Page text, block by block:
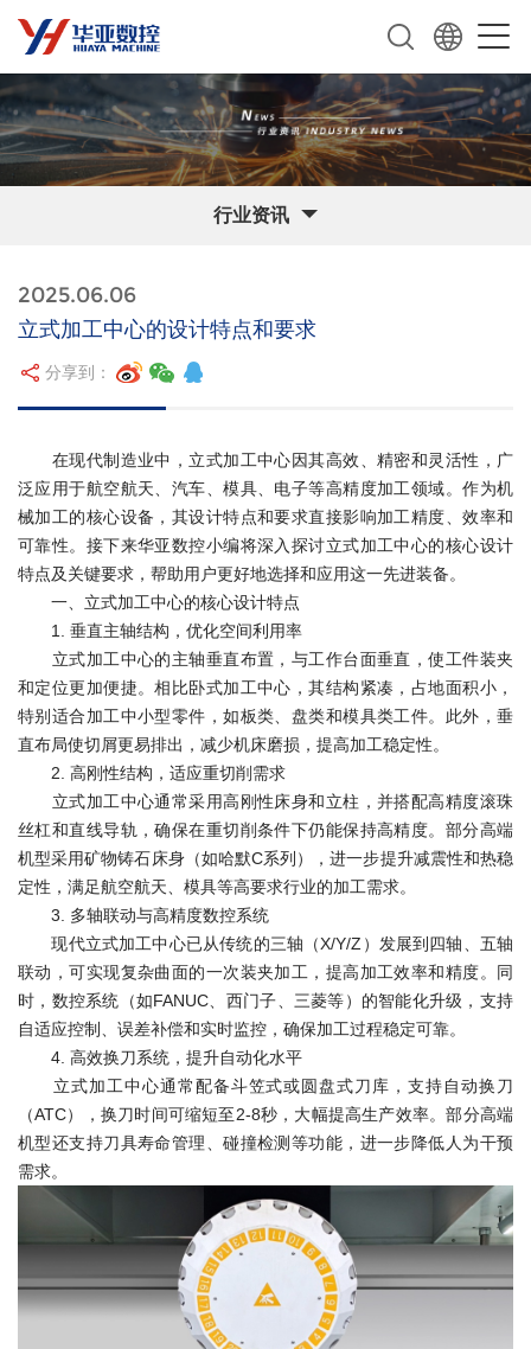
行业资讯
2025.06.06
立式加工中心的设计特点和要求
分享到：
在现代制造业中，立式加工中心因其高效、精密和灵活性，广
泛应用于航空航天、汽车、模具、电子等高精度加工领域。作为机
械加工的核心设备，其设计特点和要求直接影响加工精度、效率和
可靠性。接下来华亚数控小编将深入探讨立式加工中心的核心设计
特点及关键要求，帮助用户更好地选择和应用这一先进装备。
一、立式加工中心的核心设计特点
1. 垂直主轴结构，优化空间利用率
立式加工中心的主轴垂直布置，与工作台面垂直，使工件装夹
和定位更加便捷。相比卧式加工中心，其结构紧凑，占地面积小，
特别适合加工中小型零件，如板类、盘类和模具类工件。此外，垂
直布局使切屑更易排出，减少机床磨损，提高加工稳定性。
2. 高刚性结构，适应重切削需求
立式加工中心通常采用高刚性床身和立柱，并搭配高精度滚珠
丝杠和直线导轨，确保在重切削条件下仍能保持高精度。部分高端
机型采用矿物铸石床身（如哈默C系列），进一步提升减震性和热稳
定性，满足航空航天、模具等高要求行业的加工需求。
3. 多轴联动与高精度数控系统
现代立式加工中心已从传统的三轴（X/Y/Z）发展到四轴、五轴
联动，可实现复杂曲面的一次装夹加工，提高加工效率和精度。同
时，数控系统（如FANUC、西门子、三菱等）的智能化升级，支持
自适应控制、误差补偿和实时监控，确保加工过程稳定可靠。
4. 高效换刀系统，提升自动化水平
立式加工中心通常配备斗笠式或圆盘式刀库，支持自动换刀
（ATC），换刀时间可缩短至2-8秒，大幅提高生产效率。部分高端
机型还支持刀具寿命管理、碰撞检测等功能，进一步降低人为干预
需求。